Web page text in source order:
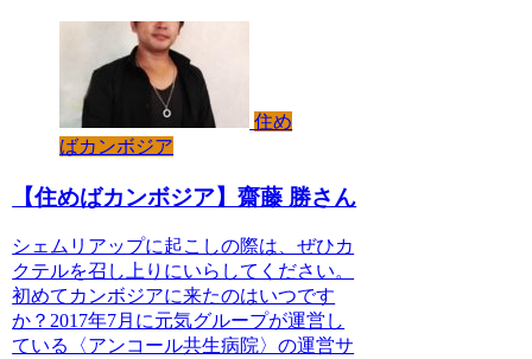
住め
ばカンボジア
【住めばカンボジア】齋藤 勝さん
シェムリアップに起こしの際は、ぜひカ
クテルを召し上りにいらしてください。
初めてカンボジアに来たのはいつです
か？2017年7月に元気グループが運営し
ている〈アンコール共生病院〉の運営サ